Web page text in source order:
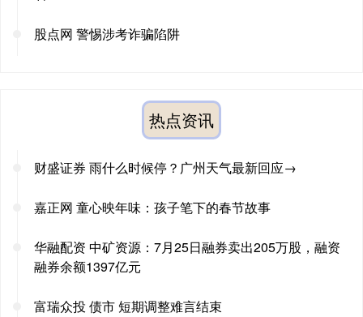
股点网 警惕涉考诈骗陷阱
热点资讯
财盛证券 雨什么时候停？广州天气最新回应→
嘉正网 童心映年味：孩子笔下的春节故事
华融配资 中矿资源：7月25日融券卖出205万股，融资
融券余额1397亿元
富瑞众投 债市 短期调整难言结束